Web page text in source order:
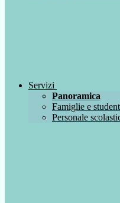
Servizi
Panoramica
Famiglie e
Personale